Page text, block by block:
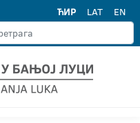
ЋИР LAT EN